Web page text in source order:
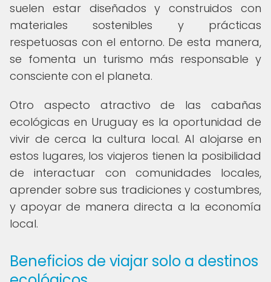
suelen estar diseñados y construidos con
materiales sostenibles y prácticas
respetuosas con el entorno. De esta manera,
se fomenta un turismo más responsable y
consciente con el planeta.
Otro aspecto atractivo de las cabañas
ecológicas en Uruguay es la oportunidad de
vivir de cerca la cultura local. Al alojarse en
estos lugares, los viajeros tienen la posibilidad
de interactuar con comunidades locales,
aprender sobre sus tradiciones y costumbres,
y apoyar de manera directa a la economía
local.
Beneficios de viajar solo a destinos